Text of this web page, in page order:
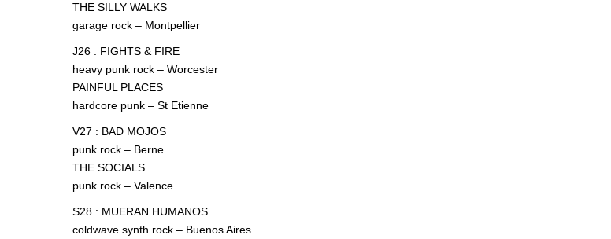
THE SILLY WALKS
garage rock – Montpellier
J26 : FIGHTS & FIRE
heavy punk rock – Worcester
PAINFUL PLACES
hardcore punk – St Etienne
V27 : BAD MOJOS
punk rock – Berne
THE SOCIALS
punk rock – Valence
S28 : MUERAN HUMANOS
coldwave synth rock – Buenos Aires